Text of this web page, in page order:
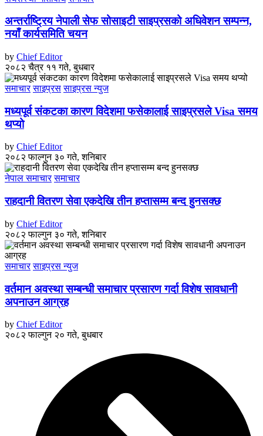
अन्तर्राष्ट्रिय नेपाली सेफ सोसाइटी साइप्रसको अधिवेशन सम्पन्न,
नयाँ कार्यसमिति चयन
by Chief Editor
२०८२ चैत्र ११ गते, बुधबार
समाचार साइप्रस साइप्रस न्युज
मध्यपूर्व संकटका कारण विदेशमा फसेकालाई साइप्रसले Visa समय
थप्यो
by Chief Editor
२०८२ फाल्गुन ३० गते, शनिबार
नेपाल समाचार समाचार
राहदानी वितरण सेवा एकदेखि तीन हप्तासम्म बन्द हुनसक्छ
by Chief Editor
२०८२ फाल्गुन ३० गते, शनिबार
समाचार साइप्रस न्युज
वर्तमान अवस्था सम्बन्धी समाचार प्रसारण गर्दा विशेष सावधानी
अपनाउन आग्रह
by Chief Editor
२०८२ फाल्गुन २० गते, बुधबार